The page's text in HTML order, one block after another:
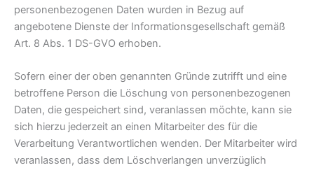
personenbezogenen Daten wurden in Bezug auf
angebotene Dienste der Informationsgesellschaft gemäß
Art. 8 Abs. 1 DS-GVO erhoben.
Sofern einer der oben genannten Gründe zutrifft und eine
betroffene Person die Löschung von personenbezogenen
Daten, die gespeichert sind, veranlassen möchte, kann sie
sich hierzu jederzeit an einen Mitarbeiter des für die
Verarbeitung Verantwortlichen wenden. Der Mitarbeiter wird
veranlassen, dass dem Löschverlangen unverzüglich